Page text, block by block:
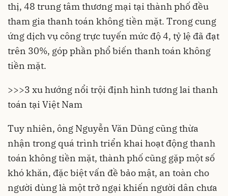
thị, 48 trung tâm thương mại tại thành phố đều
tham gia thanh toán không tiền mặt. Trong cung
ứng dịch vụ công trực tuyến mức độ 4, tỷ lệ đã đạt
trên 30%, góp phần phổ biến thanh toán không
tiền mặt.
>>>3 xu hướng nổi trội định hình tương lai thanh
toán tại Việt Nam
Tuy nhiên, ông Nguyễn Văn Dũng cũng thừa
nhận trong quá trình triển khai hoạt động thanh
toán không tiền mặt, thành phố cũng gặp một số
khó khăn, đặc biệt vấn đề bảo mật, an toàn cho
người dùng là một trở ngại khiến người dân chưa